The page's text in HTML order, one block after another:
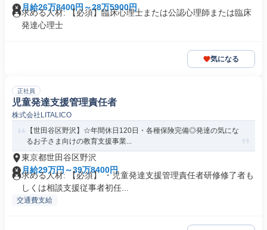
月給26万8400円～28万5900円
求める人材: 【必須】臨床心理士または公認心理師または臨床
発達心理士
気になる
正社員
児童発達支援管理責任者
株式会社LITALICO
【世田谷区野沢】☆年間休日120日・各種保険完備◎発達の気にな
るお子さま向けの教育支援事業...
東京都世田谷区野沢
月給29万円～39万8400円
求める人材: 【必須】 ・児童発達支援管理責任者研修修了者も
しくは相談支援従事者初任...
交通費支給